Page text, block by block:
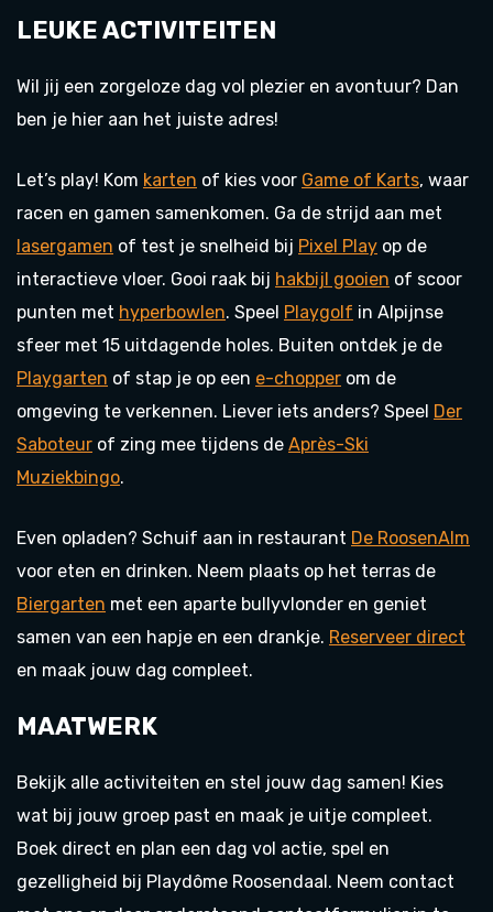
LEUKE ACTIVITEITEN
Wil jij een zorgeloze dag vol plezier en avontuur? Dan
ben je hier aan het juiste adres!
Let’s play! Kom karten of kies voor Game of Karts, waar
racen en gamen samenkomen. Ga de strijd aan met
lasergamen of test je snelheid bij Pixel Play op de
interactieve vloer. Gooi raak bij hakbijl gooien of scoor
punten met hyperbowlen. Speel Playgolf in Alpijnse
sfeer met 15 uitdagende holes. Buiten ontdek je de
Playgarten of stap je op een e-chopper om de
omgeving te verkennen. Liever iets anders? Speel Der
Saboteur of zing mee tijdens de Après-Ski
Muziekbingo.
Even opladen? Schuif aan in restaurant De RoosenAlm
voor eten en drinken. Neem plaats op het terras de
Biergarten met een aparte bullyvlonder en geniet
samen van een hapje en een drankje. Reserveer direct
en maak jouw dag compleet.
MAATWERK
Bekijk alle activiteiten en stel jouw dag samen! Kies
wat bij jouw groep past en maak je uitje compleet.
Boek direct en plan een dag vol actie, spel en
gezelligheid bij Playdôme Roosendaal. Neem contact